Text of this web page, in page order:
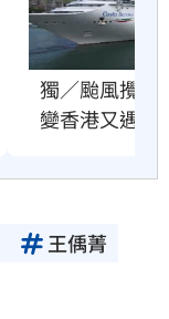
獨／颱風攪局
變香港又遇故
王偊菁